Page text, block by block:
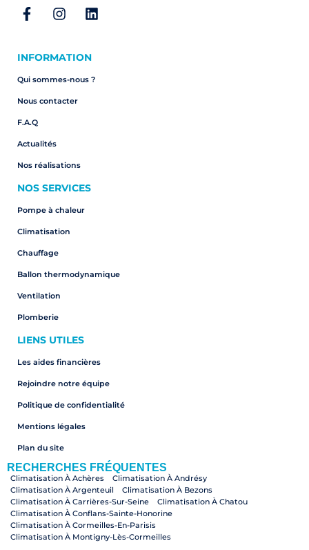
INFORMATION
Qui sommes-nous ?
Nous contacter
F.A.Q
Actualités
Nos réalisations
NOS SERVICES
Pompe à chaleur
Climatisation
Chauffage
Ballon thermodynamique
Ventilation
Plomberie
LIENS UTILES
Les aides financières
Rejoindre notre équipe
Politique de confidentialité
Mentions légales
Plan du site
RECHERCHES FRÉQUENTES
Climatisation À Achères
Climatisation À Andrésy
Climatisation À Argenteuil
Climatisation À Bezons
Climatisation À Carrières-Sur-Seine
Climatisation À Chatou
Climatisation À Conflans-Sainte-Honorine
Climatisation À Cormeilles-En-Parisis
Climatisation À Montigny-Lès-Cormeilles